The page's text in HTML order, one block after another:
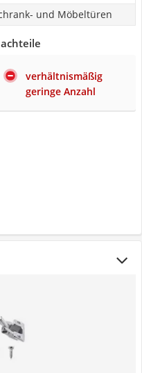
und Möbeltüren
verhältnismäßig
geringe Anzahl